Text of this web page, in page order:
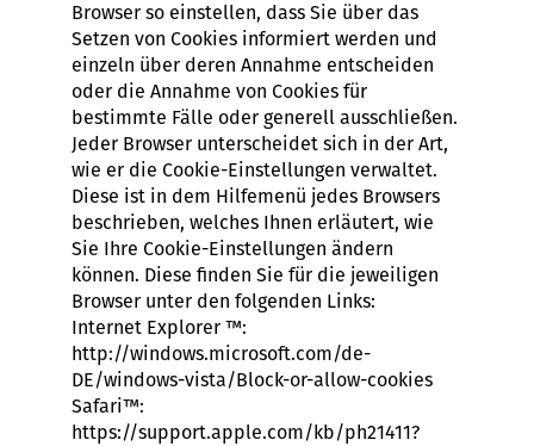
Browser so einstellen, dass Sie über das
Setzen von Cookies informiert werden und
einzeln über deren Annahme entscheiden
oder die Annahme von Cookies für
bestimmte Fälle oder generell ausschließen.
Jeder Browser unterscheidet sich in der Art,
wie er die Cookie-Einstellungen verwaltet.
Diese ist in dem Hilfemenü jedes Browsers
beschrieben, welches Ihnen erläutert, wie
Sie Ihre Cookie-Einstellungen ändern
können. Diese finden Sie für die jeweiligen
Browser unter den folgenden Links:
Internet Explorer ™:
http://windows.microsoft.com/de-
DE/windows-vista/Block-or-allow-cookies
Safari™:
https://support.apple.com/kb/ph21411?